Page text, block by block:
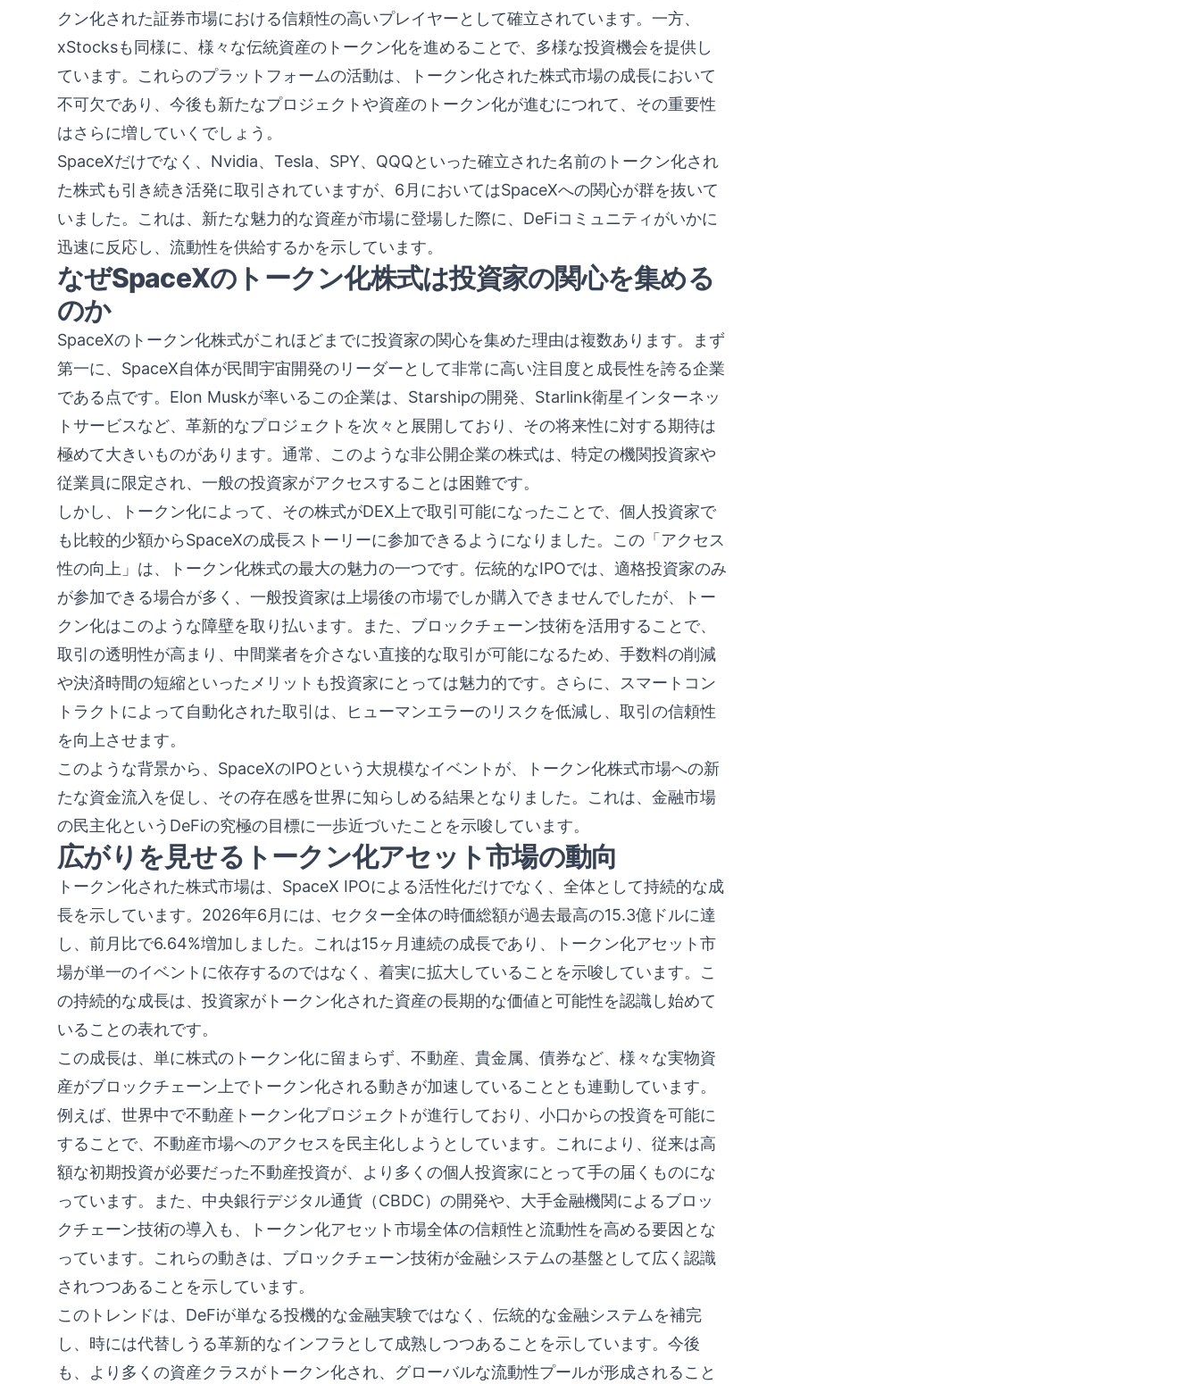
クン化された証券市場における信頼性の高いプレイヤーとして確立されています。一方、
xStocksも同様に、様々な伝統資産のトークン化を進めることで、多様な投資機会を提供し
ています。これらのプラットフォームの活動は、トークン化された株式市場の成長において
不可欠であり、今後も新たなプロジェクトや資産のトークン化が進むにつれて、その重要性
はさらに増していくでしょう。
SpaceXだけでなく、Nvidia、Tesla、SPY、QQQといった確立された名前のトークン化され
た株式も引き続き活発に取引されていますが、6月においてはSpaceXへの関心が群を抜いて
いました。これは、新たな魅力的な資産が市場に登場した際に、DeFiコミュニティがいかに
迅速に反応し、流動性を供給するかを示しています。
なぜSpaceXのトークン化株式は投資家の関心を集める
のか
SpaceXのトークン化株式がこれほどまでに投資家の関心を集めた理由は複数あります。まず
第一に、SpaceX自体が民間宇宙開発のリーダーとして非常に高い注目度と成長性を誇る企業
である点です。Elon Muskが率いるこの企業は、Starshipの開発、Starlink衛星インターネッ
トサービスなど、革新的なプロジェクトを次々と展開しており、その将来性に対する期待は
極めて大きいものがあります。通常、このような非公開企業の株式は、特定の機関投資家や
従業員に限定され、一般の投資家がアクセスすることは困難です。
しかし、トークン化によって、その株式がDEX上で取引可能になったことで、個人投資家で
も比較的少額からSpaceXの成長ストーリーに参加できるようになりました。この「アクセス
性の向上」は、トークン化株式の最大の魅力の一つです。伝統的なIPOでは、適格投資家のみ
が参加できる場合が多く、一般投資家は上場後の市場でしか購入できませんでしたが、トー
クン化はこのような障壁を取り払います。また、ブロックチェーン技術を活用することで、
取引の透明性が高まり、中間業者を介さない直接的な取引が可能になるため、手数料の削減
や決済時間の短縮といったメリットも投資家にとっては魅力的です。さらに、スマートコン
トラクトによって自動化された取引は、ヒューマンエラーのリスクを低減し、取引の信頼性
を向上させます。
このような背景から、SpaceXのIPOという大規模なイベントが、トークン化株式市場への新
たな資金流入を促し、その存在感を世界に知らしめる結果となりました。これは、金融市場
の民主化というDeFiの究極の目標に一歩近づいたことを示唆しています。
広がりを見せるトークン化アセット市場の動向
トークン化された株式市場は、SpaceX IPOによる活性化だけでなく、全体として持続的な成
長を示しています。2026年6月には、セクター全体の時価総額が過去最高の15.3億ドルに達
し、前月比で6.64%増加しました。これは15ヶ月連続の成長であり、トークン化アセット市
場が単一のイベントに依存するのではなく、着実に拡大していることを示唆しています。こ
の持続的な成長は、投資家がトークン化された資産の長期的な価値と可能性を認識し始めて
いることの表れです。
この成長は、単に株式のトークン化に留まらず、不動産、貴金属、債券など、様々な実物資
産がブロックチェーン上でトークン化される動きが加速していることとも連動しています。
例えば、世界中で不動産トークン化プロジェクトが進行しており、小口からの投資を可能に
することで、不動産市場へのアクセスを民主化しようとしています。これにより、従来は高
額な初期投資が必要だった不動産投資が、より多くの個人投資家にとって手の届くものにな
っています。また、中央銀行デジタル通貨（CBDC）の開発や、大手金融機関によるブロッ
クチェーン技術の導入も、トークン化アセット市場全体の信頼性と流動性を高める要因とな
っています。これらの動きは、ブロックチェーン技術が金融システムの基盤として広く認識
されつつあることを示しています。
このトレンドは、DeFiが単なる投機的な金融実験ではなく、伝統的な金融システムを補完
し、時には代替しうる革新的なインフラとして成熟しつつあることを示しています。今後
も、より多くの資産クラスがトークン化され、グローバルな流動性プールが形成されること